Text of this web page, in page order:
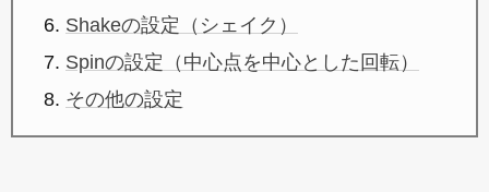
Shakeの設定（シェイク）
Spinの設定（中心点を中心とした回転）
その他の設定